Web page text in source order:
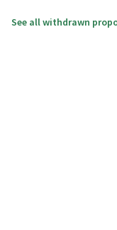
See all withdrawn